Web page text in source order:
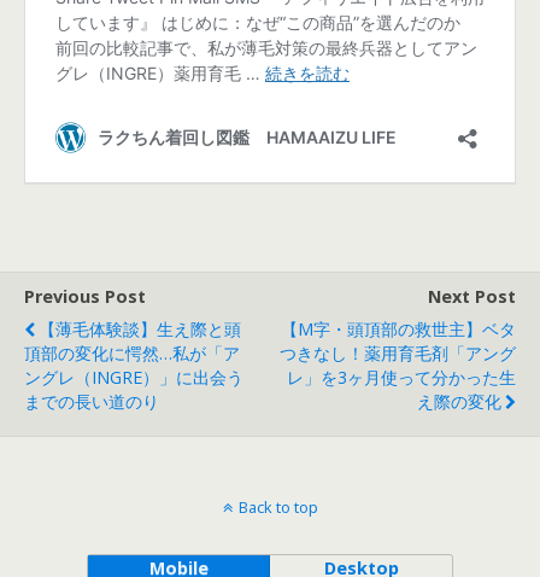
Previous Post
【薄毛体験談】生え際と頭
頂部の変化に愕然…私が「ア
ングレ（INGRE）」に出会う
までの長い道のり
Next Post
【M字・頭頂部の救世主】ベタ
つきなし！薬用育毛剤「アング
レ」を3ヶ月使って分かった生
え際の変化
Back to top
Mobile Desktop